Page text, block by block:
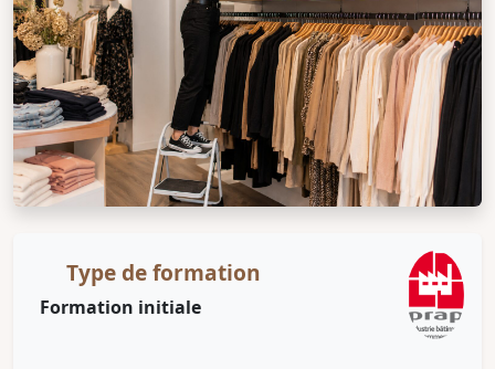
Type de formation
Formation initiale